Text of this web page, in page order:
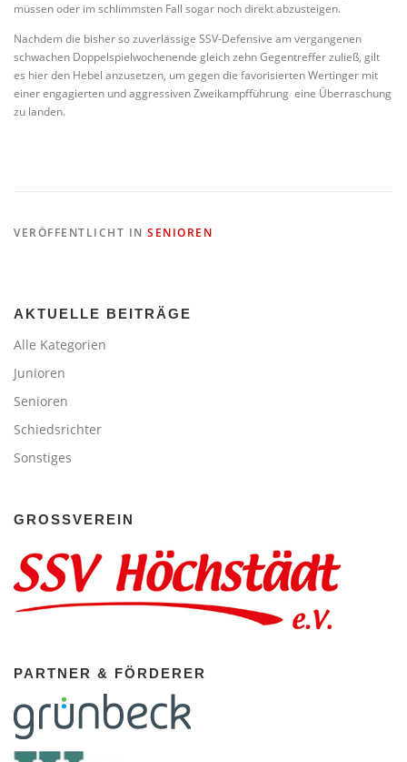
müssen oder im schlimmsten Fall sogar noch direkt abzusteigen.
Nachdem die bisher so zuverlässige SSV-Defensive am vergangenen
schwachen Doppelspielwochenende gleich zehn Gegentreffer zuließ, gilt
es hier den Hebel anzusetzen, um gegen die favorisierten Wertinger mit
einer engagierten und aggressiven Zweikampfführung eine Überraschung
zu landen.
VERÖFFENTLICHT IN SENIOREN
AKTUELLE BEITRÄGE
Alle Kategorien
Junioren
Senioren
Schiedsrichter
Sonstiges
GROSSVEREIN
PARTNER & FÖRDERER